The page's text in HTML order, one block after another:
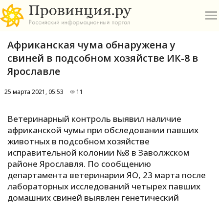
А
Б
В
Р
Африканская чума обнаружена у
свиней в подсобном хозяйстве ИК-8 в
Ярославле
25 марта 2021, 05:53 11
Ветеринарный контроль выявил наличие
африканской чумы при обследовании павших
животных в подсобном хозяйстве
исправительной колонии №8 в Заволжском
районе Ярославля. По сообщению
департамента ветеринарии ЯО, 23 марта после
лабораторных исследований четырех павших
домашних свиней выявлен генетический